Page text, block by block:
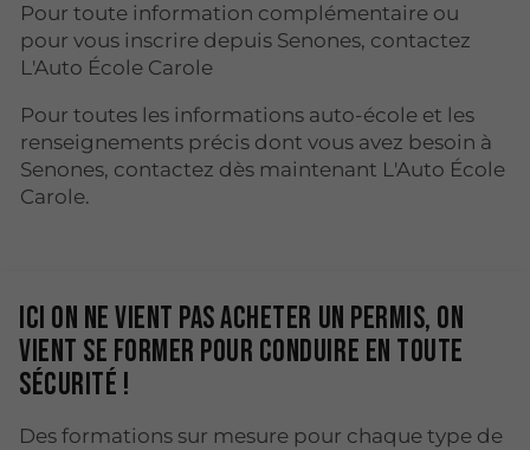
Pour toute information complémentaire ou
pour vous inscrire depuis Senones, contactez
L'Auto École Carole
Pour toutes les informations auto-école et les
renseignements précis dont vous avez besoin à
Senones, contactez dès maintenant L'Auto École
Carole.
Ici on ne vient pas acheter un permis, on
vient se former pour conduire en toute
sécurité !
Des formations sur mesure pour chaque type de